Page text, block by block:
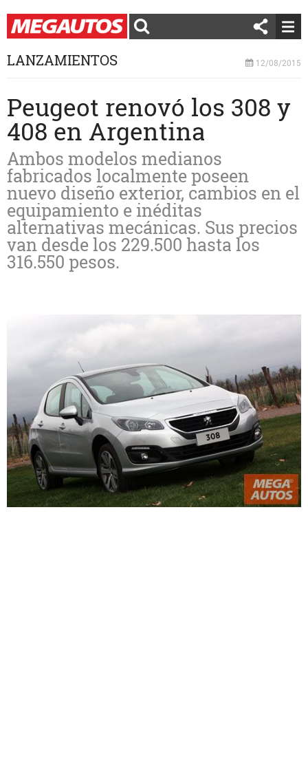
LANZAMIENTOS 12/08/2015
Peugeot renovó los 308 y
408 en Argentina
Ambos modelos medianos
fabricados localmente poseen
nuevo diseño exterior, cambios en el
equipamiento e inéditas
alternativas mecánicas. Sus precios
van desde los 229.500 hasta los
316.550 pesos.